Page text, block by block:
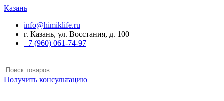
Казань
info@himiklife.ru
г. Казань, ул. Восстания, д. 100
+7 (960) 061-74-97
Получить консультацию